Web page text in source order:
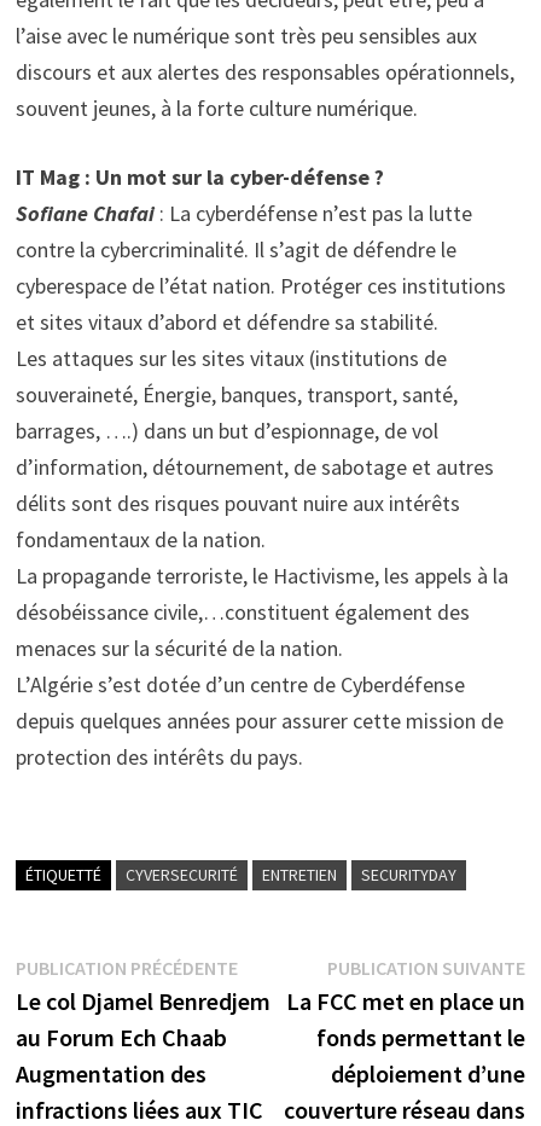
l’aise avec le numérique sont très peu sensibles aux
discours et aux alertes des responsables opérationnels,
souvent jeunes, à la forte culture numérique.
IT Mag : Un mot sur la cyber-défense ?
Sofiane Chafai: La cyberdéfense n’est pas la lutte
contre la cybercriminalité. Il s’agit de défendre le
cyberespace de l’état nation. Protéger ces institutions
et sites vitaux d’abord et défendre sa stabilité.
Les attaques sur les sites vitaux (institutions de
souveraineté, Énergie, banques, transport, santé,
barrages, ….) dans un but d’espionnage, de vol
d’information, détournement, de sabotage et autres
délits sont des risques pouvant nuire aux intérêts
fondamentaux de la nation.
La propagande terroriste, le Hactivisme, les appels à la
désobéissance civile,…constituent également des
menaces sur la sécurité de la nation.
L’Algérie s’est dotée d’un centre de Cyberdéfense
depuis quelques années pour assurer cette mission de
protection des intérêts du pays.
ÉTIQUETTÉ CYVERSECURITÉ ENTRETIEN SECURITYDAY
Navigation
de
l’article
PUBLICATION PRÉCÉDENTEPublication
précédente :
Le col Djamel Benredjem
au Forum Ech Chaab
Augmentation des
infractions liées aux TIC
PUBLICATION SUIVANTE
La FCC met en place un
fonds permettant le
déploiement d’une
couverture réseau dans